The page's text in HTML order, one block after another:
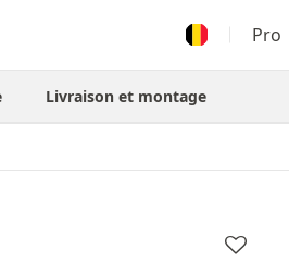
Pro
Livraison et montage